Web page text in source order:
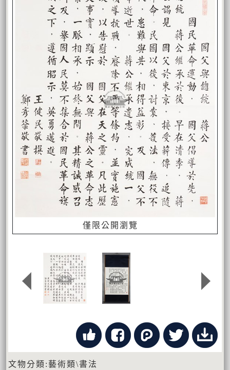
僅限公開瀏覽
文物分類:藝術類\書法